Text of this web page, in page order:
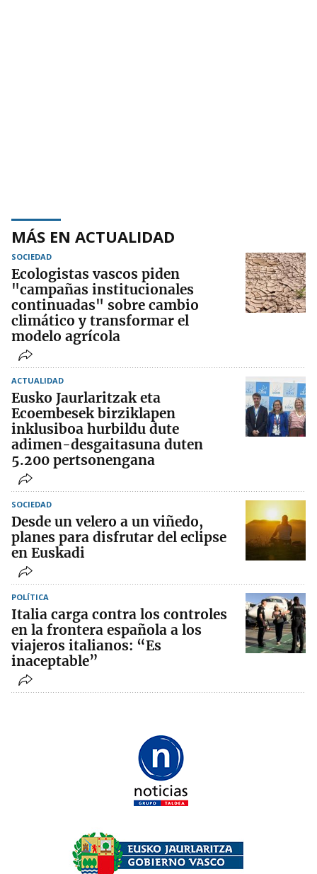
MÁS EN ACTUALIDAD
SOCIEDAD
Ecologistas vascos piden
"campañas institucionales
continuadas" sobre cambio
climático y transformar el
modelo agrícola
ACTUALIDAD
Eusko Jaurlaritzak eta
Ecoembesek birziklapen
inklusiboa hurbildu dute
adimen-desgaitasuna duten
5.200 pertsonengana
SOCIEDAD
Desde un velero a un viñedo,
planes para disfrutar del eclipse
en Euskadi
POLÍTICA
Italia carga contra los controles
en la frontera española a los
viajeros italianos: “Es
inaceptable”